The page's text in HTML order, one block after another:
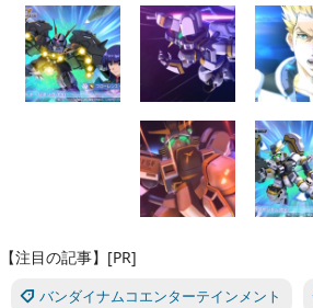
【注目の記事】[PR]
バンダイナムコエンターテインメント